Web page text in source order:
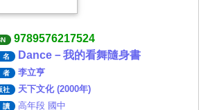
9789576217524
Dance－我的看舞隨身書
李立亨
社 天下文化 (2000年)
高年段 國中